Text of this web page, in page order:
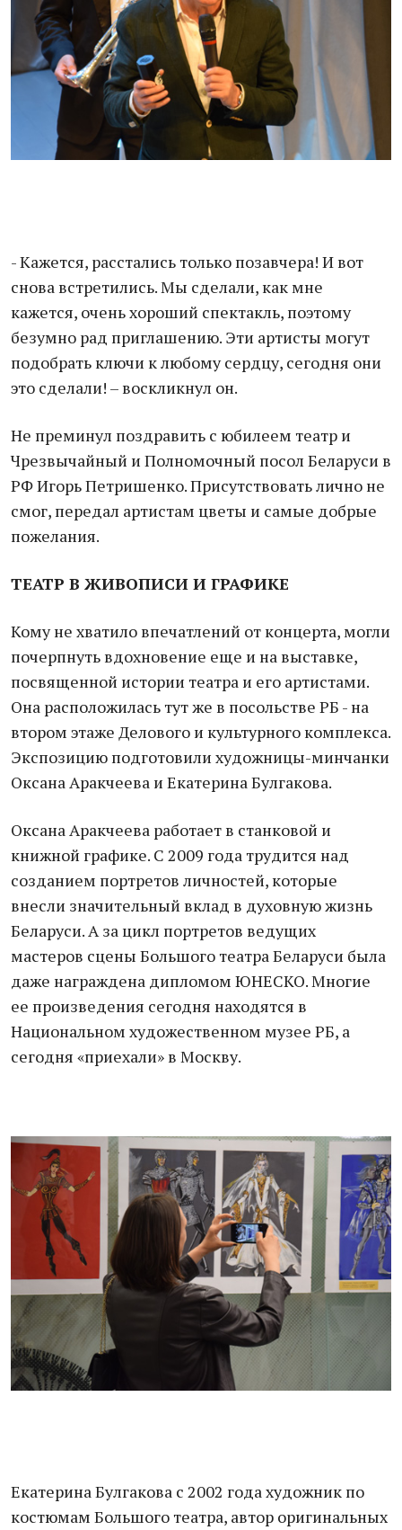
- Кажется, расстались только позавчера! И вот
снова встретились. Мы сделали, как мне
кажется, очень хороший спектакль, поэтому
безумно рад приглашению. Эти артисты могут
подобрать ключи к любому сердцу, сегодня они
это сделали! – воскликнул он.
Не преминул поздравить с юбилеем театр и
Чрезвычайный и Полномочный посол Беларуси в
РФ Игорь Петришенко. Присутствовать лично не
смог, передал артистам цветы и самые добрые
пожелания.
ТЕАТР В ЖИВОПИСИ И ГРАФИКЕ
Кому не хватило впечатлений от концерта, могли
почерпнуть вдохновение еще и на выставке,
посвященной истории театра и его артистами.
Она расположилась тут же в посольстве РБ - на
втором этаже Делового и культурного комплекса.
Экспозицию подготовили художницы-минчанки
Оксана Аракчеева и Екатерина Булгакова.
Оксана Аракчеева работает в станковой и
книжной графике. С 2009 года трудится над
созданием портретов личностей, которые
внесли значительный вклад в духовную жизнь
Беларуси. А за цикл портретов ведущих
мастеров сцены Большого театра Беларуси была
даже награждена дипломом ЮНЕСКО. Многие
ее произведения сегодня находятся в
Национальном художественном музее РБ, а
сегодня «приехали» в Москву.
Екатерина Булгакова с 2002 года художник по
костюмам Большого театра, автор оригинальных